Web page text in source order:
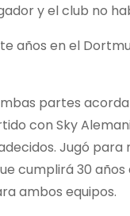
y el club no
años en el
partes
con Sky
Jugó
cumplirá 30
ambos equipos.